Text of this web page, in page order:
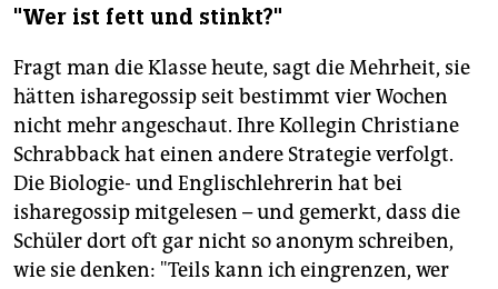
"Wer ist fett und stinkt?"
Fragt man die Klasse heute, sagt die Mehrheit, sie
hätten isharegossip seit bestimmt vier Wochen
nicht mehr angeschaut. Ihre Kollegin Christiane
Schrabback hat einen andere Strategie verfolgt.
Die Biologie- und Englischlehrerin hat bei
isharegossip mitgelesen – und gemerkt, dass die
Schüler dort oft gar nicht so anonym schreiben,
wie sie denken: "Teils kann ich eingrenzen, wer